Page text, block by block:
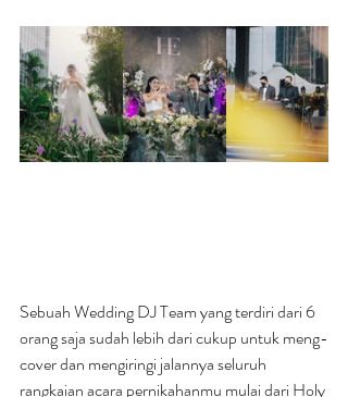
Sebuah Wedding DJ Team yang terdiri dari 6
orang saja sudah lebih dari cukup untuk meng-
cover dan mengiringi jalannya seluruh
rangkaian acara pernikahanmu mulai dari Holy